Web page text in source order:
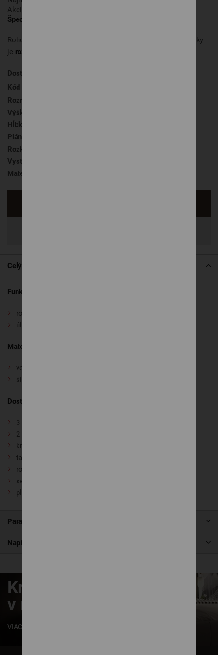
Akcia platí od 1.8. do 31.8. 2026.
Špecifikácia uvedenej ceny
Rohová sedačka s rozmermi
V cene sedačky
je rozklad na spanie a praktický úložný priestor.
Dostupnosť
Kód produktu
Rozmer
Výška sedenia
Hĺbka sedenia
Plánovacia
Rozklad na lôžko
Vystavená na predajni
Materiál sedačky
Celý popis
Funkcie a komfort:
rozklad na lôžko
úložný priestor
Materiálové prevedenie a dizajn:
vodou čistiteľné látky
široký výber poťahových látok
Dostupné zostavy:
3 sed
2 sed
kreslo
taburet
rohová sedačka tvaru L
sedačka tvaru U
plánovacia sedačka na mieru
Parametre produktu
Napíšte nám
Krásne zaspávanie
v našich posteliach
VIAC INFORMÁCIÍ